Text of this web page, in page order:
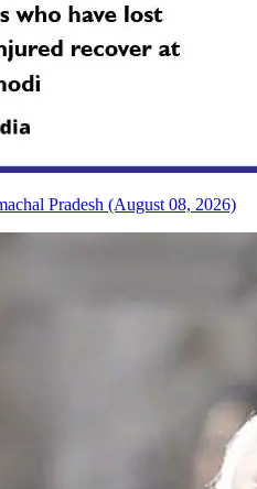
Pradesh (August 08, 2026)